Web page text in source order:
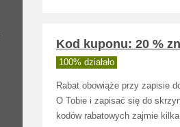
Kod kuponu: 20 %
100% działało
Rabat obowiąże przy zapisie
O Tobie i zapisać się do
kodów rabatowych zajmie